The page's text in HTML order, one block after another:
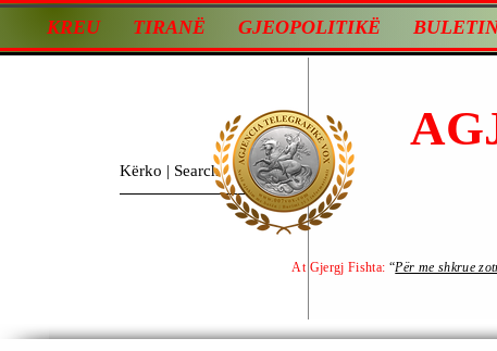
KREU TIRANË GJEOPOLITIKË
At Gjergj Fishta: “Për me shkrue